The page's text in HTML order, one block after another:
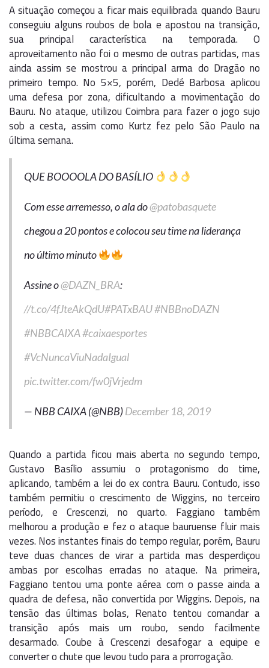
A situação começou a ficar mais equilibrada quando Bauru
conseguiu alguns roubos de bola e apostou na transição,
sua principal característica na temporada. O
aproveitamento não foi o mesmo de outras partidas, mas
ainda assim se mostrou a principal arma do Dragão no
primeiro tempo. No 5×5, porém, Dedé Barbosa aplicou
uma defesa por zona, dificultando a movimentação do
Bauru. No ataque, utilizou Coimbra para fazer o jogo sujo
sob a cesta, assim como Kurtz fez pelo São Paulo na
última semana.
QUE BOOOOLA DO BASÍLIO
Com esse arremesso, o ala do@patobasquete
chegou a 20 pontos e colocou seu time na liderança
no último minuto
Assine o@DAZN_BRA:
//t.co/4fJteAkQdU#PATxBAU#NBBnoDAZN
#NBBCAIXA#caixaesportes
#VcNuncaViuNadaIgual
pic.twitter.com/fw0jVrjedm
— NBB CAIXA (@NBB)December 18, 2019
Quando a partida ficou mais aberta no segundo tempo,
Gustavo Basílio assumiu o protagonismo do time,
aplicando, também a lei do ex contra Bauru. Contudo, isso
também permitiu o crescimento de Wiggins, no terceiro
período, e Crescenzi, no quarto. Faggiano também
melhorou a produção e fez o ataque bauruense fluir mais
vezes. Nos instantes finais do tempo regular, porém, Bauru
teve duas chances de virar a partida mas desperdiçou
ambas por escolhas erradas no ataque. Na primeira,
Faggiano tentou uma ponte aérea com o passe ainda a
quadra de defesa, não convertida por Wiggins. Depois, na
tensão das últimas bolas, Renato tentou comandar a
transição após mais um roubo, sendo facilmente
desarmado. Coube à Crescenzi desafogar a equipe e
converter o chute que levou tudo para a prorrogação.